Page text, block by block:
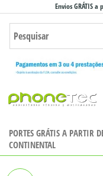
para
conteúdo
Envios GRÁTIS
PORTES GRÁTIS A PARTIR
CONTINENTAL